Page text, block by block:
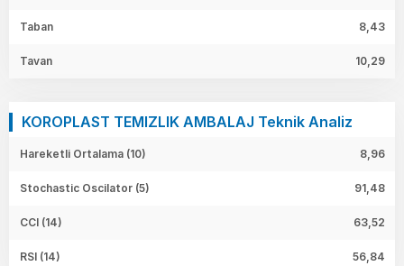
Taban 8,43
Tavan 10,29
KOROPLAST TEMIZLIK AMBALAJ Teknik Analiz
Hareketli Ortalama (10) 8,96
Stochastic Oscilator (5) 91,48
CCI (14) 63,52
RSI (14) 56,84